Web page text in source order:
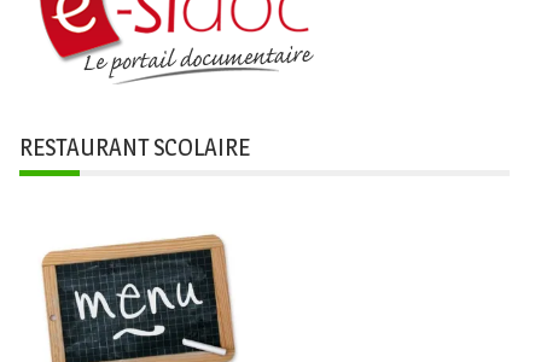
RESTAURANT SCOLAIRE